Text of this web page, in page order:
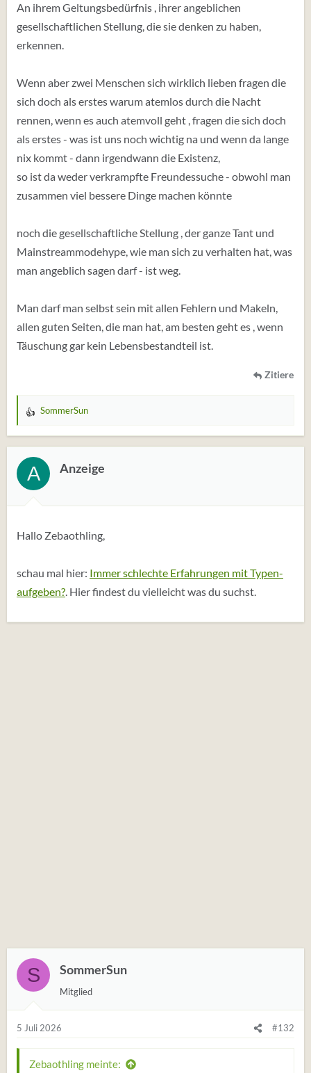
An ihrem Geltungsbedürfnis , ihrer angeblichen
gesellschaftlichen Stellung, die sie denken zu haben,
erkennen.
Wenn aber zwei Menschen sich wirklich lieben fragen die
sich doch als erstes warum atemlos durch die Nacht
rennen, wenn es auch atemvoll geht , fragen die sich doch
als erstes - was ist uns noch wichtig na und wenn da lange
nix kommt - dann irgendwann die Existenz,
so ist da weder verkrampfte Freundessuche - obwohl man
zusammen viel bessere Dinge machen könnte
noch die gesellschaftliche Stellung , der ganze Tant und
Mainstreammodehype, wie man sich zu verhalten hat, was
man angeblich sagen darf - ist weg.
Man darf man selbst sein mit allen Fehlern und Makeln,
allen guten Seiten, die man hat, am besten geht es , wenn
Täuschung gar kein Lebensbestandteil ist.
Zitiere
W
r
t
u
n
n
SommerSun
A Anzeige
Hallo Zebaothling,
schau mal hier: Immer schlechte Erfahrungen mit Typen-
aufgeben?. Hier findest du vielleicht was du suchst.
S SommerSun
Mitglied
5 Juli 2026 #132
Zebaothling meinte: